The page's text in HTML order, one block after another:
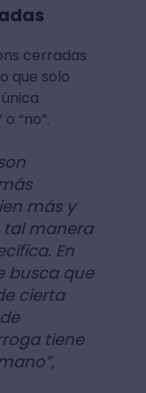
cerradas
que solo
“no”.
más y
manera
En
busca que
cierta
tiene